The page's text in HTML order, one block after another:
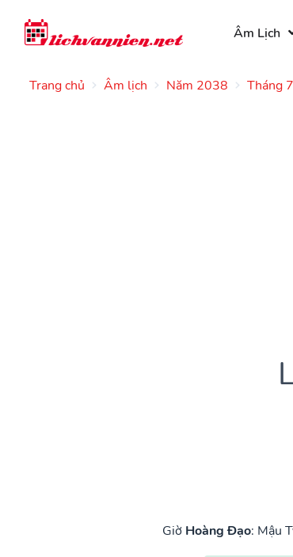
Âm Lịch
Trang chủ Âm lịch Năm 2038 Tháng 7
Giờ Hoàng Đạo: Mậu